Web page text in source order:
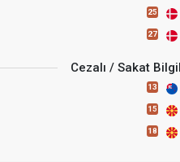
25
27
Cezalı / Sakat
13
15
18